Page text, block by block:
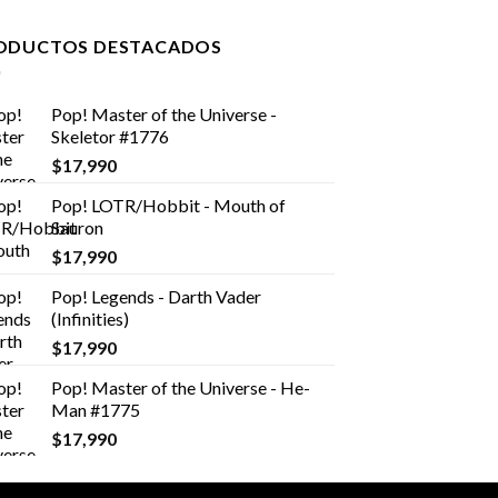
DESTACADOS
Pop! Master of the Universe -
Skeletor #1776
$17,990
Pop! LOTR/Hobbit - Mouth of
Sauron
$17,990
Pop! Legends - Darth Vader
(Infinities)
$17,990
Pop! Master of the Universe - He-
Man #1775
$17,990